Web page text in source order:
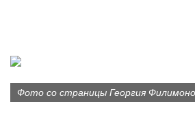
Фото со страницы Георгия